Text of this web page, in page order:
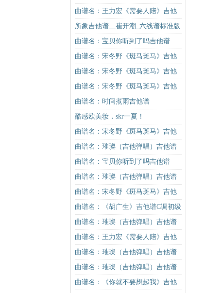
谱C调简单版吉他谱
曲谱名：王力宏《需要人陪》吉他
谱C调原版（酷音小伟吉他教学）吉
他谱
所象吉他谱__崔开潮_六线谱标准版
曲谱名：宝贝你听到了吗吉他谱
曲谱名：宋冬野《斑马斑马》吉他
谱G调初级进阶版（酷音小伟吉他教
学）吉他谱
曲谱名：宋冬野《斑马斑马》吉他
谱G调初级进阶版（酷音小伟吉他教
学）吉他谱
曲谱名：宋冬野《斑马斑马》吉他
谱C调简单版（酷音小伟吉他教学）
吉他谱
曲谱名：时间煮雨吉他谱
酷感欧美妆，skr一夏！
曲谱名：宋冬野《斑马斑马》吉他
谱C调简单版（酷音小伟吉他教学）
吉他谱
曲谱名：璀璨（吉他弹唱）吉他谱
曲谱名：宝贝你听到了吗吉他谱
曲谱名：璀璨（吉他弹唱）吉他谱
曲谱名：宋冬野《斑马斑马》吉他
谱G调初级进阶版（酷音小伟吉他教
学）吉他谱
曲谱名：《胡广生》吉他谱C调初级
进阶版（酷音小伟吉他弹唱教学）
吉他谱
曲谱名：璀璨（吉他弹唱）吉他谱
曲谱名：王力宏《需要人陪》吉他
谱C调原版（酷音小伟吉他教学）吉
他谱
曲谱名：璀璨（吉他弹唱）吉他谱
曲谱名：璀璨（吉他弹唱）吉他谱
曲谱名：《你就不要想起我》吉他